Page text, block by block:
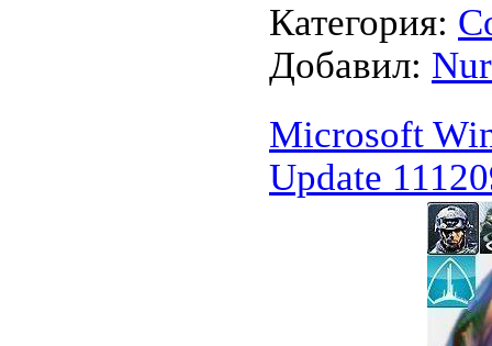
Категория:
Добавил:
Microsoft
Update